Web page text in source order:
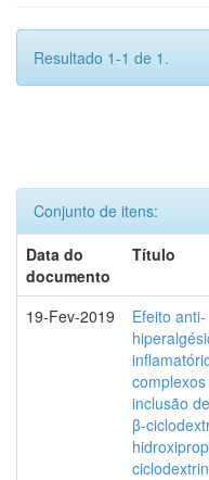
Resultado 1-1 de 1.
Conjunto de itens:
Data do
documento
Título
19-Fev-2019
Efeito anti-
inclusão
β-